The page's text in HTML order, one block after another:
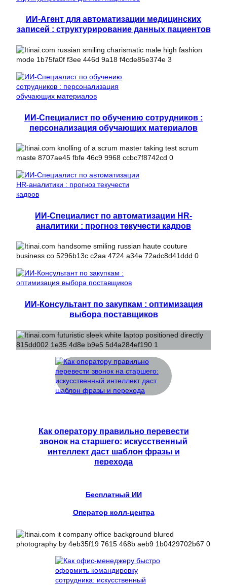
ИИ-Агент для автоматизации медицинских
записей : структурирование данных пациентов
ИИ-Специалист по обучению сотрудников :
персонализация обучающих материалов
ИИ-Специалист по автоматизации HR-
аналитики : прогноз текучести кадров
ИИ-Консультант по закупкам : оптимизация
выбора поставщиков
Как оператору правильно перевести
звонок на старшего: искусственный
интеллект даст шаблон фразы и
перехода
Бесплатный ИИ
Оператор колл-центра